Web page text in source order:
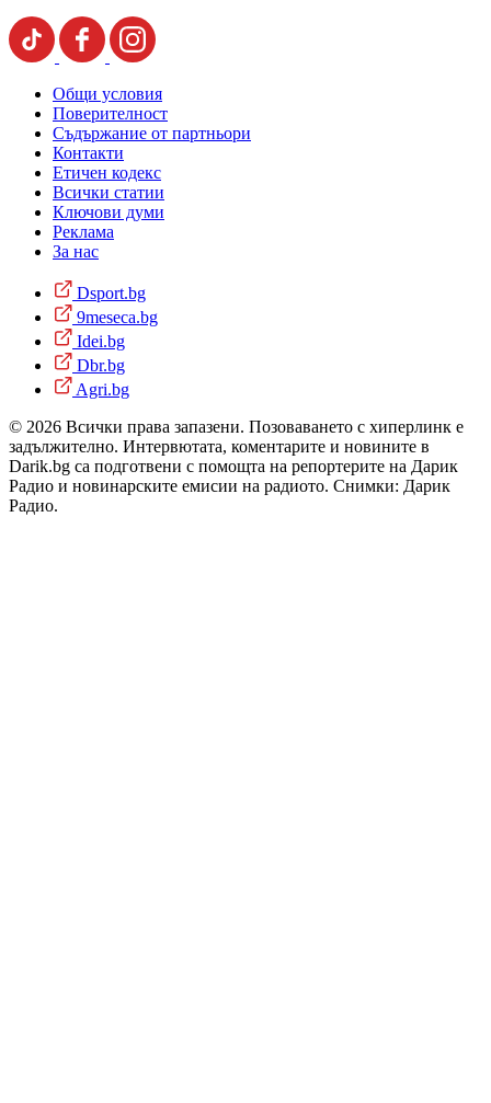
Общи условия
Поверителност
Съдържание от партньори
Контакти
Етичен кодекс
Всички статии
Ключови думи
Реклама
За нас
Dsport.bg
9meseca.bg
Idei.bg
Dbr.bg
Agri.bg
© 2026 Всички права запазени. Позоваването с хиперлинк е
задължително. Интервютата, коментарите и новините в
Darik.bg са подготвени с помощта на репортерите на Дарик
Радио и новинарските емисии на радиото. Снимки: Дарик
Радио.